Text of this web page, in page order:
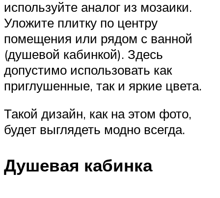
используйте аналог из мозаики.
Уложите плитку по центру
помещения или рядом с ванной
(душевой кабинкой). Здесь
допустимо использовать как
приглушенные, так и яркие цвета.
Такой дизайн, как на этом фото,
будет выглядеть модно всегда.
Душевая кабинка